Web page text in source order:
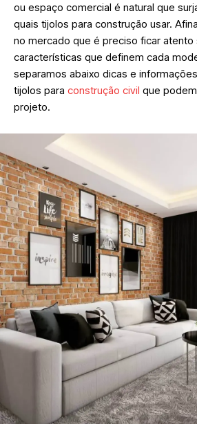
ou espaço comercial é natural que
quais tijolos para construção usar.
no mercado que é preciso ficar atento
características que definem cada
separamos abaixo dicas e
tijolos para construção civil que
projeto.